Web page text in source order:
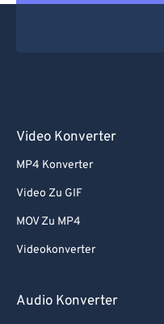
Video Konverter
MP4 Konverter
Video Zu GIF
MOV Zu MP4
Videokonverter
Audio Konverter